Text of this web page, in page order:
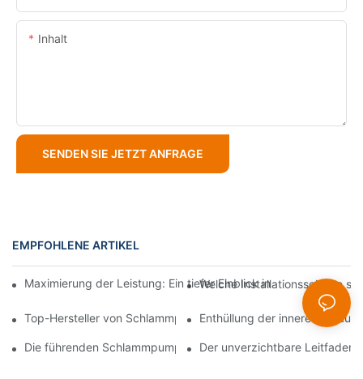
Inhalt
SENDEN SIE JETZT ANFRAGE
EMPFOHLENE ARTIKEL
Maximierung der Leistung: Ein tiefer Einblick in die
Welche Installationsschritte
Top-Hersteller von Schlammpumpen: Führende Unternehmen
Enthüllung der inneren
Die führenden Schlammpumpenlieferanten der Branche: Ein
Der unverzichtbare Leitfaden